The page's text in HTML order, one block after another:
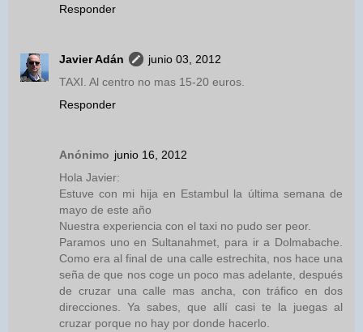
Responder
Javier Adán
junio 03, 2012
TAXI. Al centro no mas 15-20 euros.
Responder
Anónimo junio 16, 2012
Hola Javier:
Estuve con mi hija en Estambul la última semana de
mayo de este año
Nuestra experiencia con el taxi no pudo ser peor.
Paramos uno en Sultanahmet, para ir a Dolmabache.
Como era al final de una calle estrechita, nos hace una
seña de que nos coge un poco mas adelante, después
de cruzar una calle mas ancha, con tráfico en dos
direcciones. Ya sabes, que allí casi te la juegas al
cruzar porque no hay por donde hacerlo.